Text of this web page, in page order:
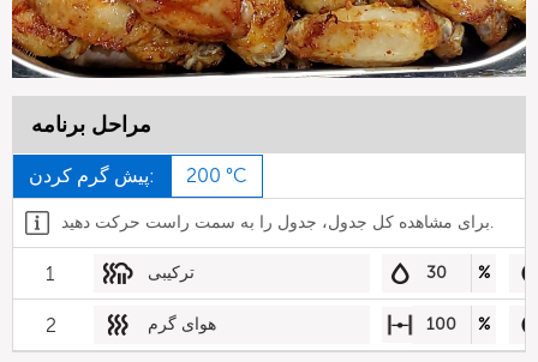
مراحل برنامه
پیش گرم کردن: 200 °C
برای مشاهده کل جدول، جدول را به سمت راست حرکت دهید.
1 ترکیبی 30 %
2 هوای گرم 100 %